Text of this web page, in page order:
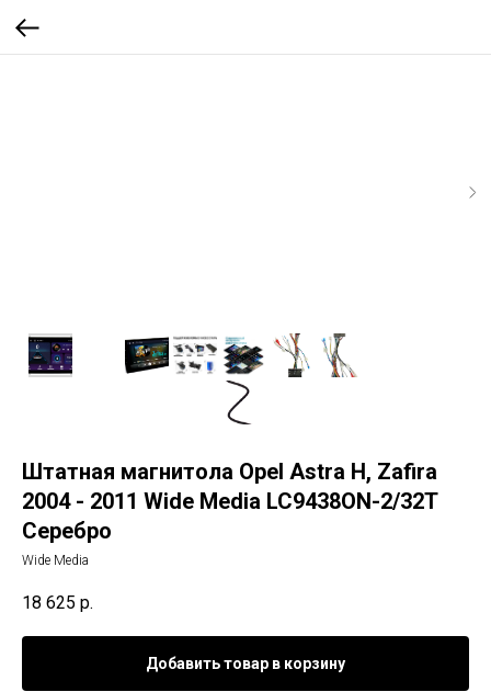
Штатная магнитола Opel Astra H, Zafira
2004 - 2011 Wide Media LC9438ON-2/32T
Серебро
Wide Media
18 625 р.
Добавить товар в корзину